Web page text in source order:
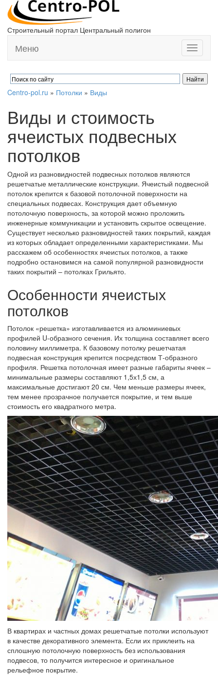
Строительный портал Центральный полигон
Toggle
Меню
Centro-pol.ru » Потолки » Виды
Виды и стоимость
ячеистых подвесных
потолков
Одной из разновидностей подвесных потолков являются
решетчатые металлические конструкции. Ячеистый подвесной
потолок крепится к базовой потолочной поверхности на
специальных подвесах. Конструкция дает объемную
потолочную поверхность, за которой можно проложить
инженерные коммуникации и установить скрытое освещение.
Существует несколько разновидностей таких покрытий, каждая
из которых обладает определенными характеристиками. Мы
расскажем об особенностях ячеистых потолков, а также
подробно остановимся на самой популярной разновидности
таких покрытий – потолках Грильято.
Особенности ячеистых
потолков
Потолок «решетка» изготавливается из алюминиевых
профилей U-образного сечения. Их толщина составляет всего
половину миллиметра. К базовому потолку решетчатая
подвесная конструкция крепится посредством Т-образного
профиля. Решетка потолочная имеет разные габариты ячеек –
минимальные размеры составляют 1,5х1,5 см, а
максимальные достигают 20 см. Чем меньше размеры ячеек,
тем менее прозрачное получается покрытие, и тем выше
стоимость его квадратного метра.
В квартирах и частных домах решетчатые потолки используют
в качестве декоративного элемента. Если их приклеить на
сплошную потолочную поверхность без использования
подвесов, то получится интересное и оригинальное
рельефное покрытие.